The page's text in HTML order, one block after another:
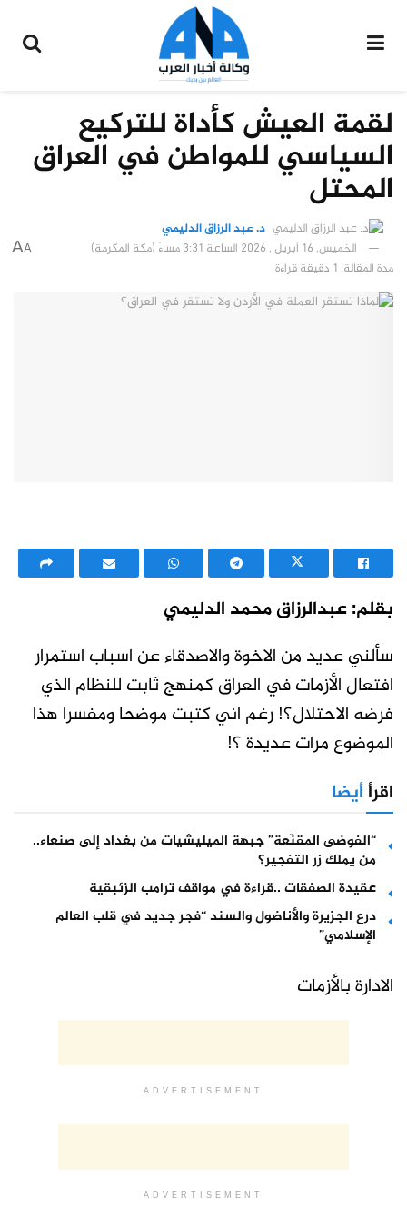
لقمة العيش كأداة للتركيع
السياسي للمواطن في العراق
المحتل
د. عبد الرزاق الدليمي
الخميس, 16 أبريل , 2026 الساعة 3:31 مساءً (مكة المكرمة)
مدة المقالة: 1 دقيقة قراءة
A
A
بقلم: عبدالرزاق محمد الدليمي
سألني عديد من الاخوة والاصدقاء عن اسباب استمرار
افتعال الأزمات في العراق كمنهج ثابت للنظام الذي
فرضه الاحتلال؟! رغم اني كتبت موضحا ومفسرا هذا
الموضوع مرات عديدة ؟!
اقرأأيضا
“الفوضى المقنّعة” جبهة الميليشيات من بغداد إلى صنعاء..
من يملك زر التفجير؟
عقيدة الصفقات ..قراءة في مواقف ترامب الزئبقية
درع الجزيرة والأناضول والسند “فجر جديد في قلب العالم
الإسلامي”
الادارة بالأزمات
ADVERTISEMENT
ADVERTISEMENT